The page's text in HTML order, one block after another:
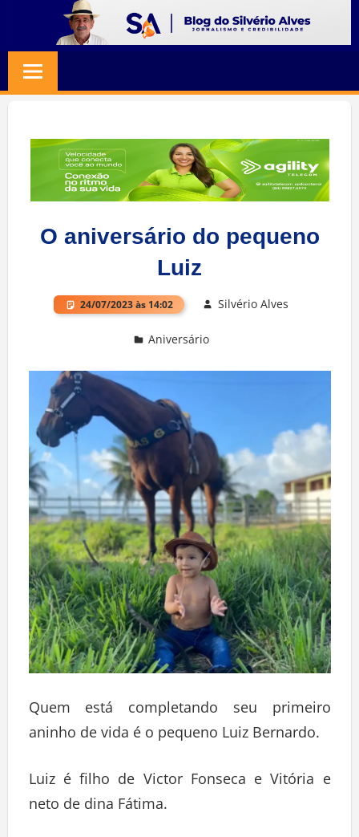
content
SILVERIO
ALVES
Jornalismo
Credibilidade
O aniversário do pequeno
Luiz
24/07/2023 às 14:02 Silvério Alves
Aniversário
Quem está completando seu primeiro
aninho de vida é o pequeno Luiz Bernardo.
Luiz é filho de Victor Fonseca e Vitória e
neto de dina Fátima.